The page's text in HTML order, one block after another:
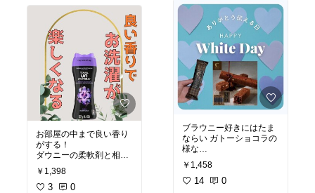
neになりました♡♡
#オリジナル写真
#買ってよかった
#スマホアクセサリー
#スマホケース
#iPhoneシール
#オシャレカバー
#くすみカラー
#おすすめ商品
#楽天room
お部屋の中まで良い香り
がする！
ダウニーの柔軟剤と相性
#オリジナル写真
￥1,398
3 0
#ナチュラルコスメ
#買ってよかった物
#ネイル用美容液
#エテュセ
#楽天room
ブラウニー好きにはたま
ならい ガトーショコラの
様な
しっとり濃厚で上品なお
味✨
ホワイトデーのお返しに
￥1,458
14 0